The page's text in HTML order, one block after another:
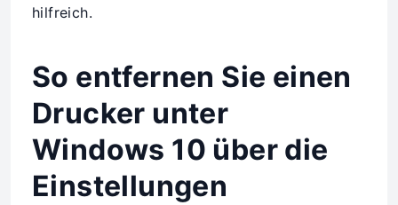
hilfreich.
So entfernen Sie einen
Drucker unter
Windows 10 über die
Einstellungen